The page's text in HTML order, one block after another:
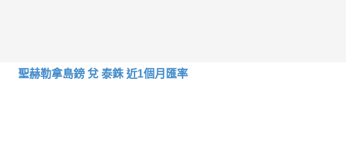
聖赫勒拿島鎊 兌 泰銖 近1個月匯率